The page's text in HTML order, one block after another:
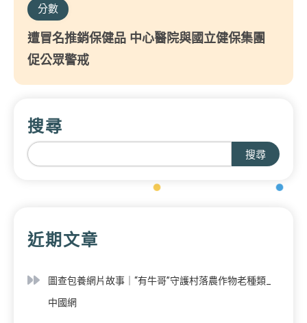
分數
遭冒名推銷保健品 中心醫院與國立健保集團
促公眾警戒
搜尋
搜尋
近期文章
圖查包養網片故事｜“有牛哥”守護村落農作物老種類_
中國網